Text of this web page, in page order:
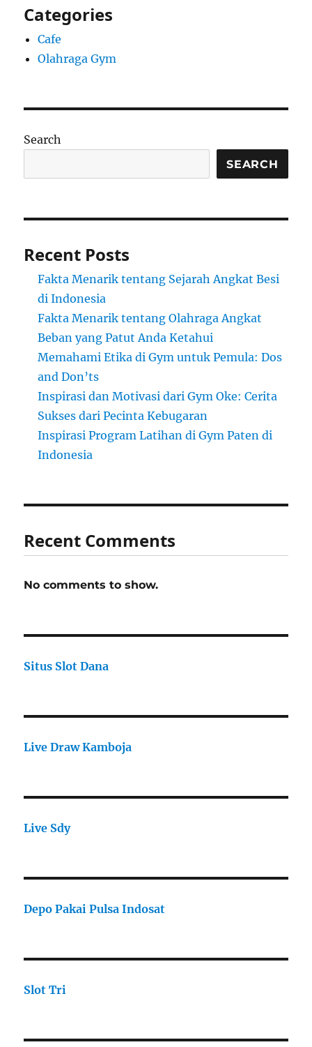
Categories
Cafe
Olahraga Gym
Search
SEARCH
Recent Posts
Fakta Menarik tentang Sejarah Angkat Besi
di Indonesia
Fakta Menarik tentang Olahraga Angkat
Beban yang Patut Anda Ketahui
Memahami Etika di Gym untuk Pemula: Dos
and Don’ts
Inspirasi dan Motivasi dari Gym Oke: Cerita
Sukses dari Pecinta Kebugaran
Inspirasi Program Latihan di Gym Paten di
Indonesia
Recent Comments
No comments to show.
Situs Slot Dana
Live Draw Kamboja
Live Sdy
Depo Pakai Pulsa Indosat
Slot Tri